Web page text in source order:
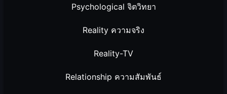
Psychological จิตวิทยา
Reality ความจริง
Reality-TV
Relationship ความสัมพันธ์